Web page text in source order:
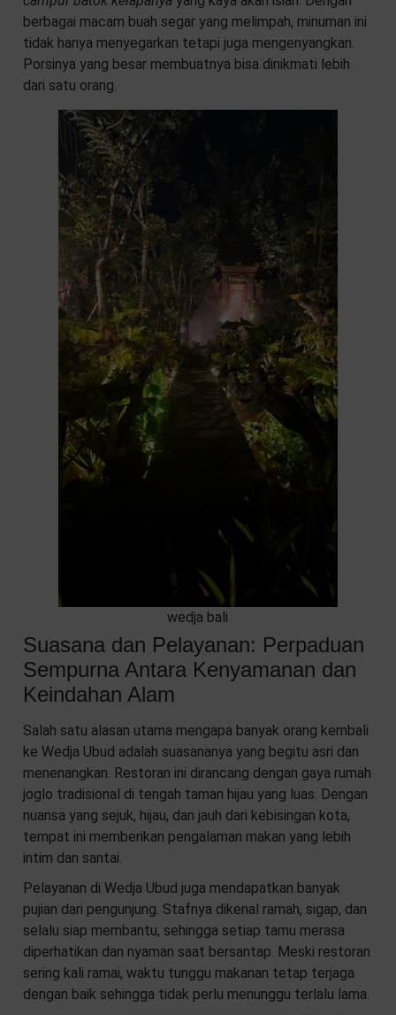
berbagai macam buah segar yang melimpah, minuman ini
tidak hanya menyegarkan tetapi juga mengenyangkan.
Porsinya yang besar membuatnya bisa dinikmati lebih
dari satu orang.
wedja bali
Suasana dan Pelayanan: Perpaduan
Sempurna Antara Kenyamanan dan
Keindahan Alam
Salah satu alasan utama mengapa banyak orang kembali
ke Wedja Ubud adalah suasananya yang begitu asri dan
menenangkan. Restoran ini dirancang dengan gaya rumah
joglo tradisional di tengah taman hijau yang luas. Dengan
nuansa yang sejuk, hijau, dan jauh dari kebisingan kota,
tempat ini memberikan pengalaman makan yang lebih
intim dan santai.
Pelayanan di Wedja Ubud juga mendapatkan banyak
pujian dari pengunjung. Stafnya dikenal ramah, sigap, dan
selalu siap membantu, sehingga setiap tamu merasa
diperhatikan dan nyaman saat bersantap. Meski restoran
sering kali ramai, waktu tunggu makanan tetap terjaga
dengan baik sehingga tidak perlu menunggu terlalu lama.